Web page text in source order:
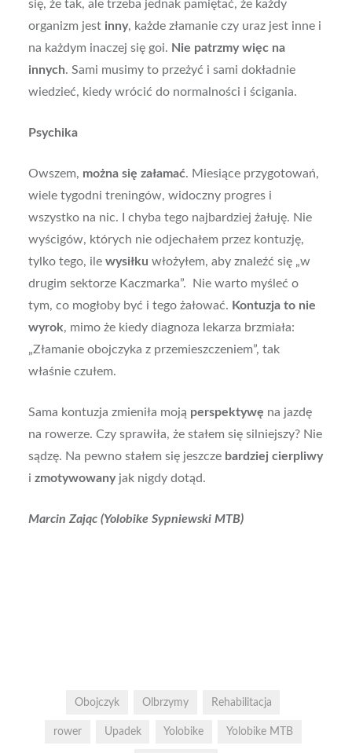
się, że tak, ale trzeba jednak pamiętać, że każdy
organizm jest inny, każde złamanie czy uraz jest inne i
na każdym inaczej się goi. Nie patrzmy więc na
innych. Sami musimy to przeżyć i sami dokładnie
wiedzieć, kiedy wrócić do normalności i ścigania.
Psychika
Owszem, można się załamać. Miesiące przygotowań,
wiele tygodni treningów, widoczny progres i
wszystko na nic. I chyba tego najbardziej żałuję. Nie
wyścigów, których nie odjechałem przez kontuzję,
tylko tego, ile wysiłku włożyłem, aby znaleźć się „w
drugim sektorze Kaczmarka”. Nie warto myśleć o
tym, co mogłoby być i tego żałować. Kontuzja to nie
wyrok, mimo że kiedy diagnoza lekarza brzmiała:
„Złamanie obojczyka z przemieszczeniem”, tak
właśnie czułem.
Sama kontuzja zmieniła moją perspektywę na jazdę
na rowerze. Czy sprawiła, że stałem się silniejszy? Nie
sądzę. Na pewno stałem się jeszcze bardziej cierpliwy
i zmotywowanyjak nigdy dotąd.
Marcin Zając (Yolobike Sypniewski MTB)
Obojczyk Olbrzymy Rehabilitacja
rower Upadek Yolobike Yolobike MTB